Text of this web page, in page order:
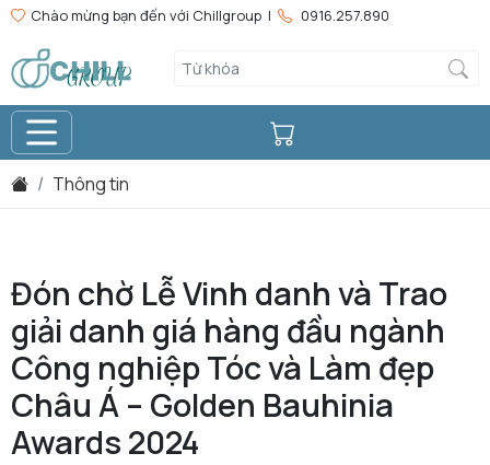
Chào mừng bạn đến với Chillgroup | 0916.257.890
Thông tin
Đón chờ Lễ Vinh danh và Trao
giải danh giá hàng đầu ngành
Công nghiệp Tóc và Làm đẹp
Châu Á – Golden Bauhinia
Awards 2024